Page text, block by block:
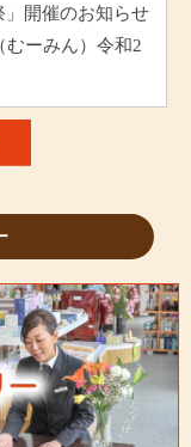
開催のお知らせ
ーみん）令和2